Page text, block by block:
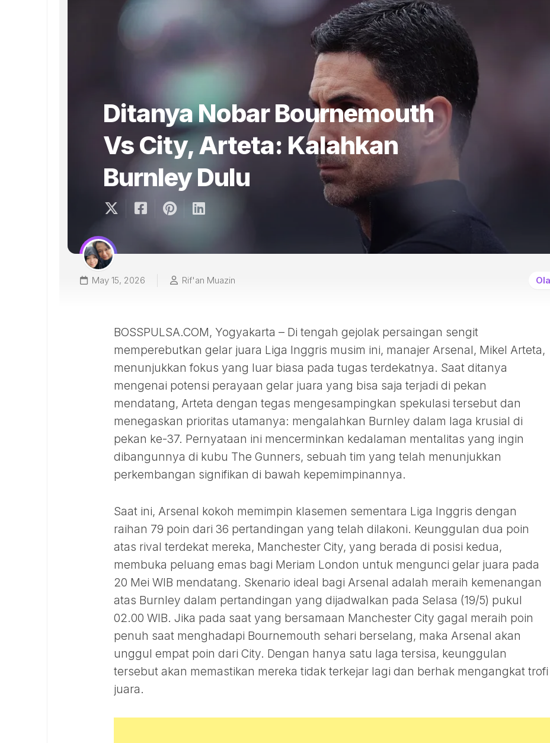
Ditanya Nobar Bournemouth
Vs City, Arteta: Kalahkan
Burnley Dulu
May 15, 2026 Rif'an Muazin
BOSSPULSA.COM, Yogyakarta – Di tengah gejolak persaingan sengit
memperebutkan gelar juara Liga Inggris musim ini, manajer Arsenal, Mikel Arteta,
menunjukkan fokus yang luar biasa pada tugas terdekatnya. Saat ditanya
mengenai potensi perayaan gelar juara yang bisa saja terjadi di pekan
mendatang, Arteta dengan tegas mengesampingkan spekulasi tersebut dan
menegaskan prioritas utamanya: mengalahkan Burnley dalam laga krusial di
pekan ke-37. Pernyataan ini mencerminkan kedalaman mentalitas yang ingin
dibangunnya di kubu The Gunners, sebuah tim yang telah menunjukkan
perkembangan signifikan di bawah kepemimpinannya.
Saat ini, Arsenal kokoh memimpin klasemen sementara Liga Inggris dengan
raihan 79 poin dari 36 pertandingan yang telah dilakoni. Keunggulan dua poin
atas rival terdekat mereka, Manchester City, yang berada di posisi kedua,
membuka peluang emas bagi Meriam London untuk mengunci gelar juara pada
20 Mei WIB mendatang. Skenario ideal bagi Arsenal adalah meraih kemenangan
atas Burnley dalam pertandingan yang dijadwalkan pada Selasa (19/5) pukul
02.00 WIB. Jika pada saat yang bersamaan Manchester City gagal meraih poin
penuh saat menghadapi Bournemouth sehari berselang, maka Arsenal akan
unggul empat poin dari City. Dengan hanya satu laga tersisa, keunggulan
tersebut akan memastikan mereka tidak terkejar lagi dan berhak mengangkat trofi
juara.